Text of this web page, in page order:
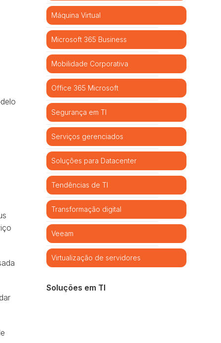
Máquina Virtual
Microsoft 365 Business
Mobilidade Corporativa
Office 365 Microsoft
Segurança em TI
Serviços gerenciados
Soluções para Datacenter
Tendências de TI
Transformação digital
Veeam
Virtualização de servidores
Soluções em TI